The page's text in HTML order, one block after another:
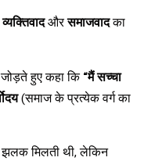
व्यक्तिवादऔरसमाजवादका
हुए कहा कि “मैं सच्चा
(समाज के प्रत्येक वर्ग का
मिलती थी, लेकिन